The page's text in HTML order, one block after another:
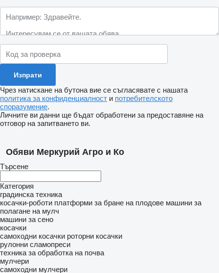
Чрез натискане на бутона вие се съгласявате с нашата
политика за конфиденциалност и потребителското
споразумение.
Личните ви данни ще бъдат обработени за предоставяне на
отговор на запитването ви.
Обяви Меркурий Агро и Ко
Търсене
Категория
градинска техника
косачки-роботи платформи за бране на плодове машини за
полагане на мулч
машини за сено
косачки
самоходни косачки роторни косачки
рулонни сламопреси
техника за обработка на почва
мулчери
самоходни мулчери